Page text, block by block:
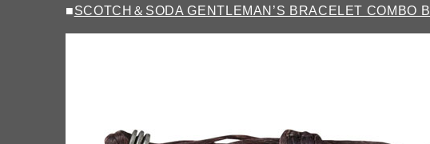
■SCOTCH＆SODA GENTLEMAN’S BRACELET COMBO B